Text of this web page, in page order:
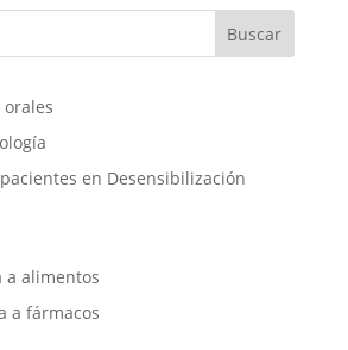
orales
en Desensibilización
a alimentos
a fármacos